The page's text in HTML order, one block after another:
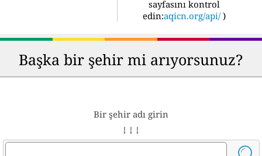
sayfasını kontrol
edin:aqicn.org/api/ )
Başka bir şehir mi arıyorsunuz?
Bir şehir adı girin
↓ ↓ ↓